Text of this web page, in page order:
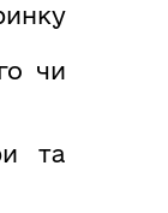
чи
та